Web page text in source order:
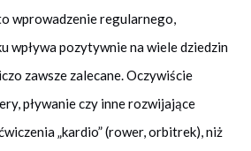
wprowadzenie regularnego,
wpływa pozytywnie na wiele dziedzin
zawsze zalecane. Oczywiście
pływanie czy inne rozwijające
„kardio” (rower, orbitrek), niż